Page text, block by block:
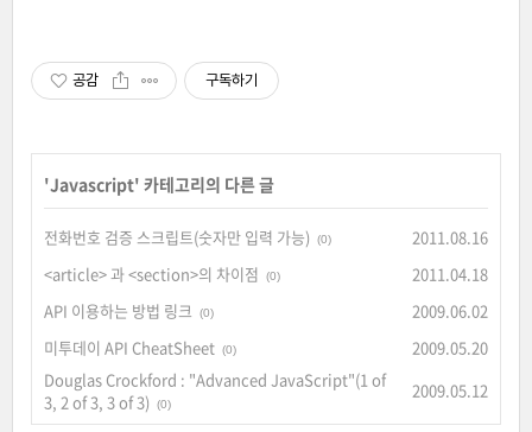
공감 구독하기
'Javascript' 카테고리의 다른 글
전화번호 검증 스크립트(숫자만 입력 가능) (0)
2011.08.16
<article> 과 <section>의 차이점
(0)
2011.04.18
API 이용하는 방법 링크
(0)
2009.06.02
미투데이 API CheatSheet (0)
2009.05.20
Douglas Crockford : "Advanced JavaScript"(1 of
3, 2 of 3, 3 of 3)
(0)
2009.05.12